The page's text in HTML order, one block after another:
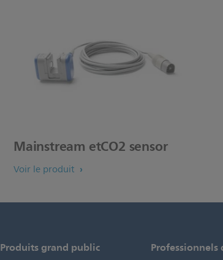
Mainstream etCO2 sensor
Voir le produit
Produits grand public Professionnels